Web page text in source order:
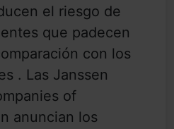
el riesgo de
que padecen
con los
. Las Janssen
of
anuncian los